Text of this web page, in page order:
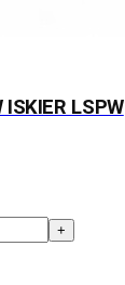
ISKIER LSPW
+